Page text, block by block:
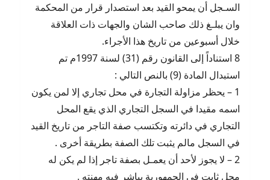
السـجل أن يمحو القيد بعد استصدار قرار من المحكمة
وان يبلـغ ذلك صاحب الشان والجهات ذات العلاقة
خلال أسبوعين من تاريخ هذا الأجراء.
8 استناداً إلى القانون رقم (31) لسنة 1997م تم
استبدال المادة (9) بالنص التالي :
1 – يحظر مزاولة التجارة في محل تجاري إلا لمن يكون
اسمه مقيدا في السجل التجاري الذي يقع المحل
التجاري في دائرته وتكتسب صفة التاجر من تاريخ القيد
في السجل مالم يثبت تلك الصفة بطريقة أخرى .
2 – لا يجوز لأحد أن يعمـل بصفة تاجر إذا لم يكن له
محل ثابت في الجمهورية يباشر فيه مهنته .